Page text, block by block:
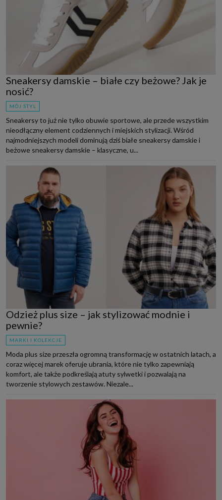
Sneakersy damskie – białe czy beżowe? Jak je
nosić?
MÓJ STYL
Sneakersy to już nie tylko obuwie sportowe, ale przede wszystkim
nieodłączny element codziennych i miejskich stylizacji. Wśród
najmodniejszych modeli dominują dziś białe sneakersy damskie i
beżowe sneakersy damskie – klasyczne, u...
Odzież plus size – jak stylizować modnie i
pewnie?
MARKI I KOLEKCJE
Moda plus size przeszła ogromną transformację w ostatnich latach, a
coraz więcej marek oferuje ubrania, które nie tylko zapewniają
komfort, ale także podkreślają atuty sylwetki i pozwalają na
tworzenie stylowych zestawów. Niezale...